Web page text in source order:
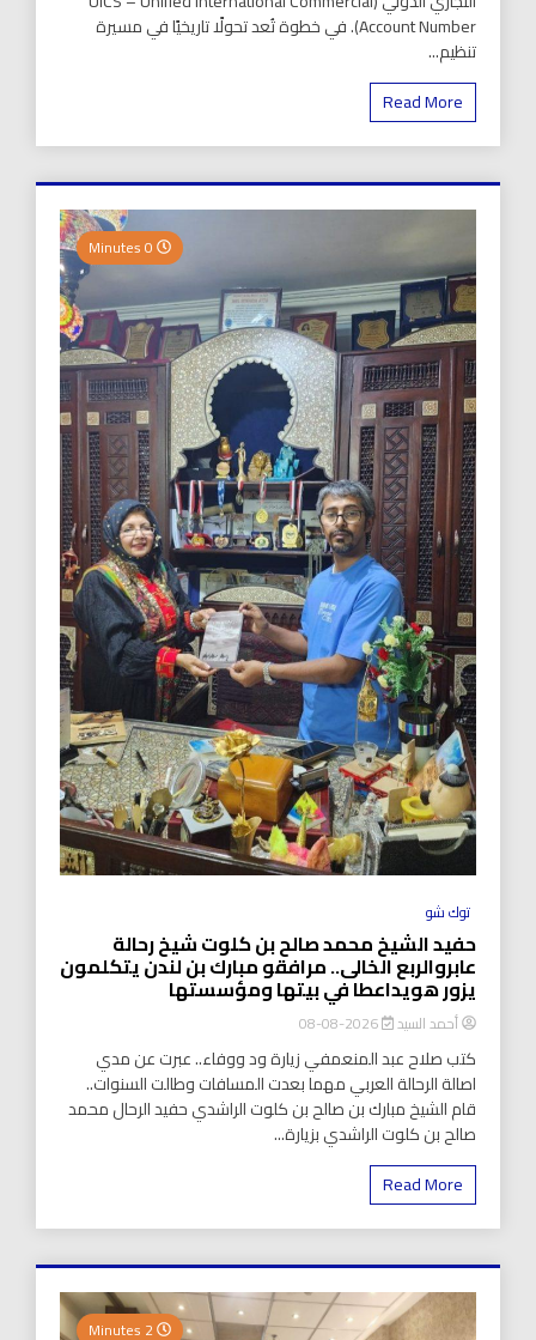
Account Number). في خطوة تُعد تحولًا تاريخيًا في مسيرة
تنظيم...
Read More
توك شو
حفيد الشيخ محمد صالح بن كلوت شيخ رحالة
عابروالربع الخالى.. مرافقو مبارك بن لندن يتكلمون
يزور هويداعطا في بيتها ومؤسستها
أحمد السيد 2026-08-08
كتب صلاح عبد المنعمفي زيارة ود ووفاء.. عبرت عن مدي
اصالة الرحالة العربي مهما بعدت المسافات وطالت السنوات..
قام الشيخ مبارك بن صالح بن كلوت الراشدي حفيد الرحال محمد
صالح بن كلوت الراشدي بزيارة...
Read More